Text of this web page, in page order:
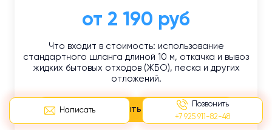
Написать
Позвонить
+7 925 911-82-48
от 2 190 руб
Что входит в стоимость: использование
стандартного шланга длиной 10 м, откачка и вывоз
жидких бытовых отходов (ЖБО), песка и других
отложений.
Заказать услугу